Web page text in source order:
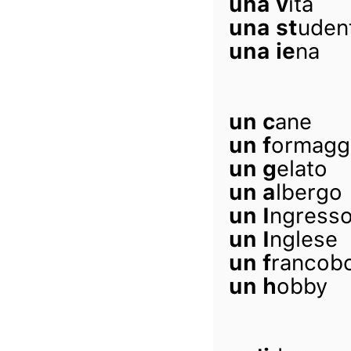
una st
una iena
un cane
un f
un gelato
un albergo
un Ingresso
un Inglese
un f
un hobby